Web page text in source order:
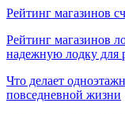
Рейтинг магазинов
Рейтинг магазинов
надежную лодку для
Что делает
повседневной жизни